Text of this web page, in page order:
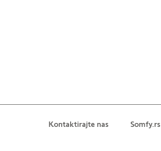
Kontaktirajte nas Somfy.rs